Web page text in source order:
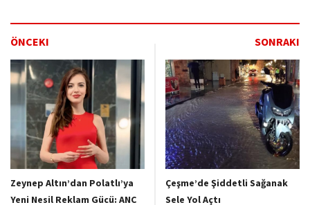
ÖNCEKI SONRAKI
Zeynep Altın’dan Polatlı’ya
Yeni Nesil Reklam Gücü: ANC
Çeşme’de Şiddetli Sağanak
Sele Yol Açtı